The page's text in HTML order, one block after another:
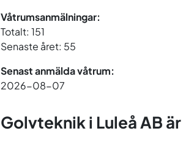
Våtrumsanmälningar:
Totalt: 151
Senaste året: 55
Senast anmälda våtrum:
2026-08-07
Golvteknik i Luleå AB